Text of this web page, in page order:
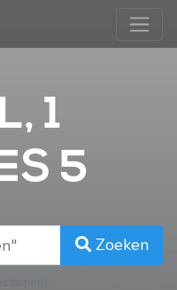
1
5
Zoeken